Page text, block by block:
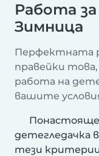
Работа
Зимница
Перфектната
правейки
работа на
вашите
детегледачка
тези